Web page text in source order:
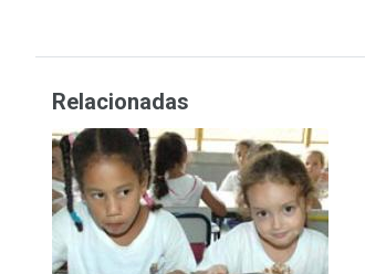
Relacionadas